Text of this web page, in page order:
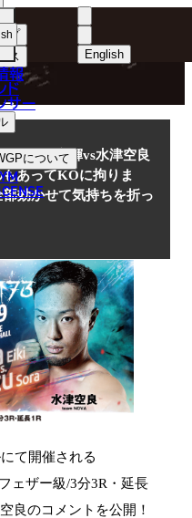
한국어
中文（简体
ไทย
プ
ス
報
ド
サー
について
English
園 倉田永輝vs水津空良
あってKOに拘りま
効かせて気持ちを折っ
て開催される
ェザー級/3分3R・延長
良のコメントを公開！